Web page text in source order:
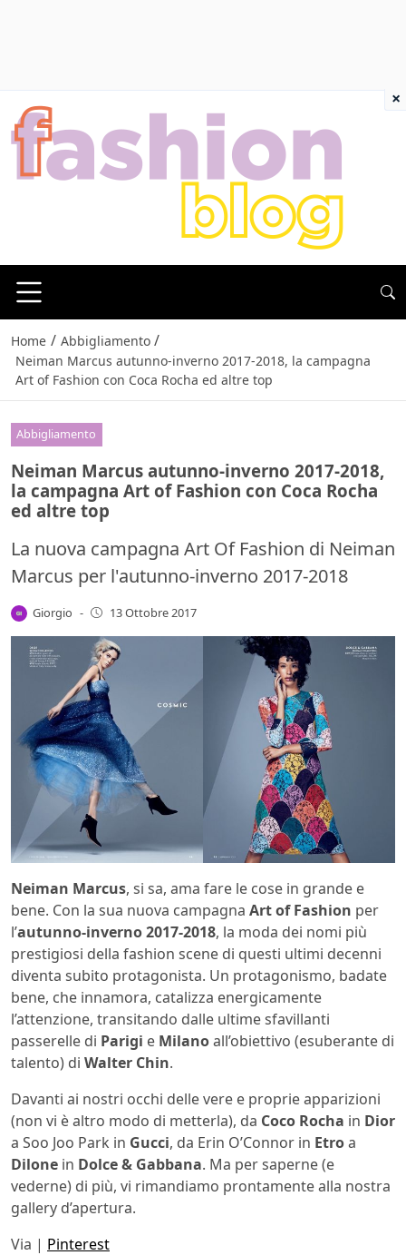
Home / Abbigliamento /
Neiman Marcus autunno-inverno 2017-2018, la campagna
Art of Fashion con Coca Rocha ed altre top
Abbigliamento
Neiman Marcus autunno-inverno 2017-2018,
la campagna Art of Fashion con Coca Rocha
ed altre top
La nuova campagna Art Of Fashion di Neiman
Marcus per l'autunno-inverno 2017-2018
Giorgio - 13 Ottobre 2017
Neiman Marcus, si sa, ama fare le cose in grande e
bene. Con la sua nuova campagna Art of Fashion per
l’autunno-inverno 2017-2018, la moda dei nomi più
prestigiosi della fashion scene di questi ultimi decenni
diventa subito protagonista. Un protagonismo, badate
bene, che innamora, catalizza energicamente
l’attenzione, transitando dalle ultime sfavillanti
passerelle di Parigi e Milanoall’obiettivo (esuberante di
talento) di Walter Chin.
Davanti ai nostri occhi delle vere e proprie apparizioni
(non vi è altro modo di metterla), da Coco Rocha in Dior
a Soo Joo Park in Gucci, da Erin O’Connor in Etroa
Dilone in Dolce & Gabbana. Ma per saperne (e
vederne) di più, vi rimandiamo prontamente alla nostra
gallery d’apertura.
Via | Pinterest
×